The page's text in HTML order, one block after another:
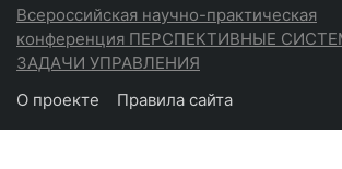
Всероссийская научно-практическая
конференция ПЕРСПЕКТИВНЫЕ
ЗАДАЧИ УПРАВЛЕНИЯ
О проекте Правила сайта